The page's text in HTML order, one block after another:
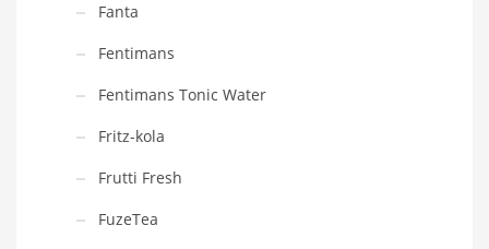
Fanta
Fentimans
Fentimans Tonic Water
Fritz-kola
Frutti Fresh
FuzeTea